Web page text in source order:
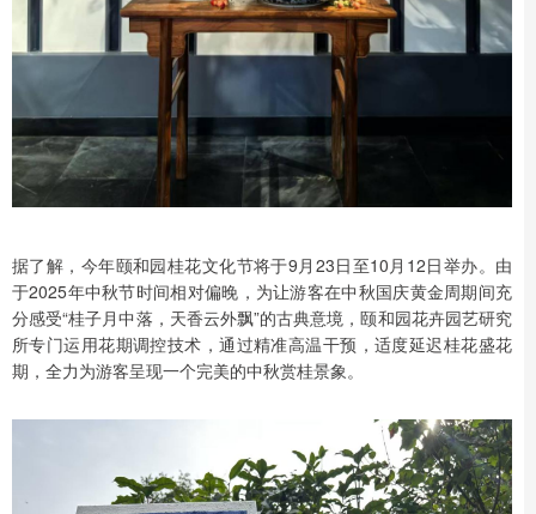
据了解，今年颐和园桂花文化节将于9月23日至10月12日举办。由
于2025年中秋节时间相对偏晚，为让游客在中秋国庆黄金周期间充
分感受“桂子月中落，天香云外飘”的古典意境，颐和园花卉园艺研究
所专门运用花期调控技术，通过精准高温干预，适度延迟桂花盛花
期，全力为游客呈现一个完美的中秋赏桂景象。